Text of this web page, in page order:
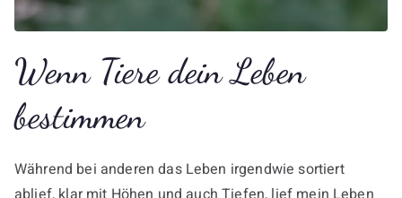
Wenn Tiere dein Leben
bestimmen
Während bei anderen das Leben irgendwie sortiert